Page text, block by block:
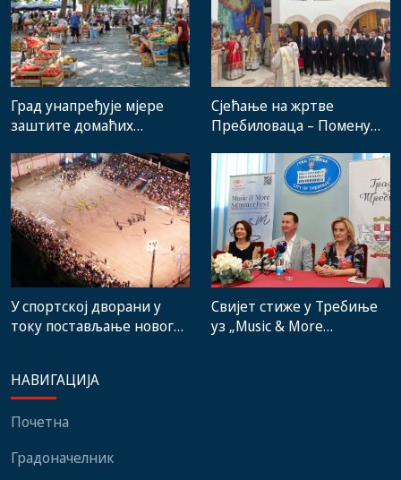
Град унапређује мјере
заштите домаћих
градске пијаце
Сјећање на жртве
Пребиловаца – Помену
представници
институција, локалних
заједница и грађани
У спортској дворани у
току постављање новог
нови мобилијар
Свијет стиже у Требиње
уз „Music & More
НАВИГАЦИЈА
Почетна
Градоначелник